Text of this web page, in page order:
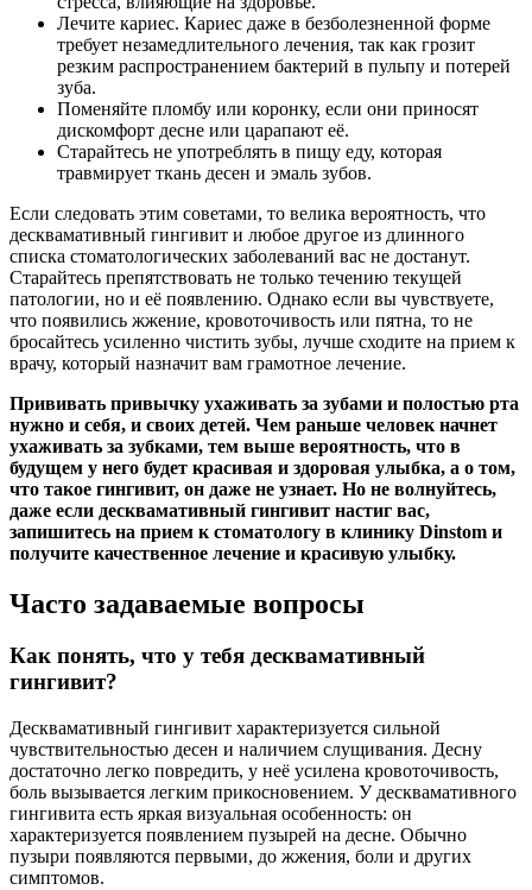
Лечите кариес. Кариес даже в безболезненной форме
требует незамедлительного лечения, так как грозит
резким распространением бактерий в пульпу и потерей
зуба.
Поменяйте пломбу или коронку, если они приносят
дискомфорт десне или царапают её.
Старайтесь не употреблять в пищу еду, которая
травмирует ткань десен и эмаль зубов.
Если следовать этим советами, то велика вероятность, что
десквамативный гингивит и любое другое из длинного
списка стоматологических заболеваний вас не достанут.
Старайтесь препятствовать не только течению текущей
патологии, но и её появлению. Однако если вы чувствуете,
что появились жжение, кровоточивость или пятна, то не
бросайтесь усиленно чистить зубы, лучше сходите на прием к
врачу, который назначит вам грамотное лечение.
Прививать привычку ухаживать за зубами и полостью рта
нужно и себя, и своих детей. Чем раньше человек начнет
ухаживать за зубками, тем выше вероятность, что в
будущем у него будет красивая и здоровая улыбка, а о том,
что такое гингивит, он даже не узнает. Но не волнуйтесь,
даже если десквамативный гингивит настиг вас,
запишитесь на прием к стоматологу в клинику Dinstom и
получите качественное лечение и красивую улыбку.
Часто задаваемые вопросы
Как понять, что у тебя десквамативный
гингивит?
Десквамативный гингивит характеризуется сильной
чувствительностью десен и наличием слущивания. Десну
достаточно легко повредить, у неё усилена кровоточивость,
боль вызывается легким прикосновением. У десквамативного
гингивита есть яркая визуальная особенность: он
характеризуется появлением пузырей на десне. Обычно
пузыри появляются первыми, до жжения, боли и других
симптомов.